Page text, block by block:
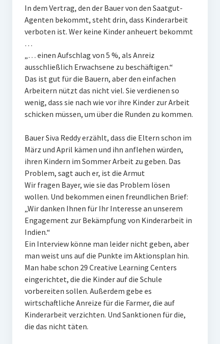
In dem Vertrag, den der Bauer von den Saatgut-
Agenten bekommt, steht drin, dass Kinderarbeit
verboten ist. Wer keine Kinder anheuert bekommt
…
„… einen Aufschlag von 5 %, als Anreiz
ausschließlich Erwachsene zu beschäftigen.“
Das ist gut für die Bauern, aber den einfachen
Arbeitern nützt das nicht viel. Sie verdienen so
wenig, dass sie nach wie vor ihre Kinder zur Arbeit
schicken müssen, um über die Runden zu kommen.
Bauer Siva Reddy erzählt, dass die Eltern schon im
März und April kämen und ihn anflehen würden,
ihren Kindern im Sommer Arbeit zu geben. Das
Problem, sagt auch er, ist die Armut
Wir fragen Bayer, wie sie das Problem lösen
wollen. Und bekommen einen freundlichen Brief:
„Wir danken Ihnen für Ihr Interesse an unserem
Engagement zur Bekämpfung von Kinderarbeit in
Indien.“
Ein Interview könne man leider nicht geben, aber
man weist uns auf die Punkte im Aktionsplan hin.
Man habe schon 29 Creative Learning Centers
eingerichtet, die die Kinder auf die Schule
vorbereiten sollen. Außerdem gebe es
wirtschaftliche Anreize für die Farmer, die auf
Kinderarbeit verzichten. Und Sanktionen für die,
die das nicht täten.